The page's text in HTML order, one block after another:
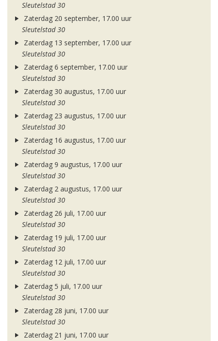
Sleutelstad 30
Zaterdag 20 september, 17.00 uur
Sleutelstad 30
Zaterdag 13 september, 17.00 uur
Sleutelstad 30
Zaterdag 6 september, 17.00 uur
Sleutelstad 30
Zaterdag 30 augustus, 17.00 uur
Sleutelstad 30
Zaterdag 23 augustus, 17.00 uur
Sleutelstad 30
Zaterdag 16 augustus, 17.00 uur
Sleutelstad 30
Zaterdag 9 augustus, 17.00 uur
Sleutelstad 30
Zaterdag 2 augustus, 17.00 uur
Sleutelstad 30
Zaterdag 26 juli, 17.00 uur
Sleutelstad 30
Zaterdag 19 juli, 17.00 uur
Sleutelstad 30
Zaterdag 12 juli, 17.00 uur
Sleutelstad 30
Zaterdag 5 juli, 17.00 uur
Sleutelstad 30
Zaterdag 28 juni, 17.00 uur
Sleutelstad 30
Zaterdag 21 juni, 17.00 uur